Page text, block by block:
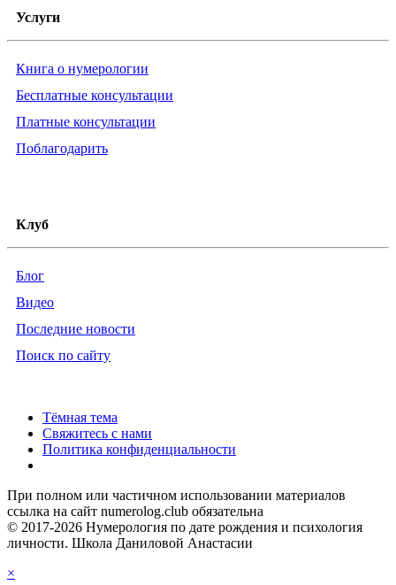
Услуги
Книга о нумерологии
Бесплатные консультации
Платные консультации
Поблагодарить
Клуб
Блог
Видео
Последние новости
Поиск по сайту
Тёмная тема
Свяжитесь с нами
Политика конфиденциальности
При полном или частичном использовании материалов
ссылка на сайт numerolog.club обязательна
© 2017-2026 Нумерология по дате рождения и психология
личности. Школа Даниловой Анастасии
×